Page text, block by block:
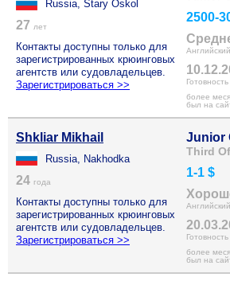
Russia, Stary Oskol
27 лет
Контакты доступны только для
зарегистрированных крюинговых
агентств или судовладельцев.
Зарегистрироваться >>
2500-
Английский
Готовность
более
был на
Shkliar Mikhail
Russia, Nakhodka
24 года
Контакты доступны только для
зарегистрированных крюинговых
агентств или судовладельцев.
Зарегистрироваться >>
Junior
Third
1-1 $
Английский
Готовность
более
был на